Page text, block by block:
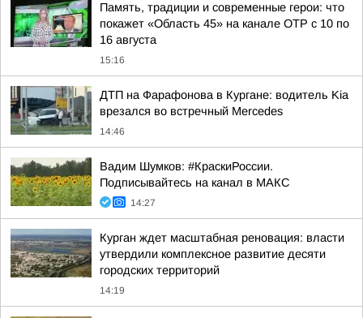
Память, традиции и современные герои: что
покажет «Область 45» на канале ОТР с 10 по
16 августа
15:16
ДТП на Фарафонова в Кургане: водитель Kia
врезался во встречный Mercedes
14:46
Вадим Шумков: #КраскиРоссии.
Подписывайтесь на канал в МАКС
14:27
Курган ждет масштабная реновация: власти
утвердили комплексное развитие десяти
городских территорий
14:19